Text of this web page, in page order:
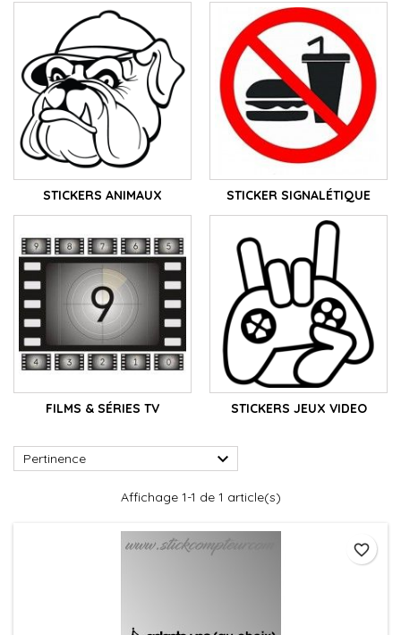
STICKERS ANIMAUX STICKER SIGNALÉTIQUE
FILMS & SÉRIES TV STICKERS JEUX VIDEO
Pertinence 
Affichage 1-1 de 1 article(s)
favorite_border